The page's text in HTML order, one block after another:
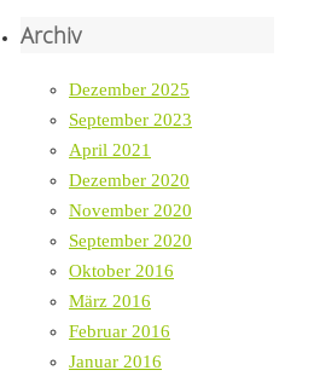
Archiv
Dezember 2025
September 2023
April 2021
Dezember 2020
November 2020
September 2020
Oktober 2016
März 2016
Februar 2016
Januar 2016